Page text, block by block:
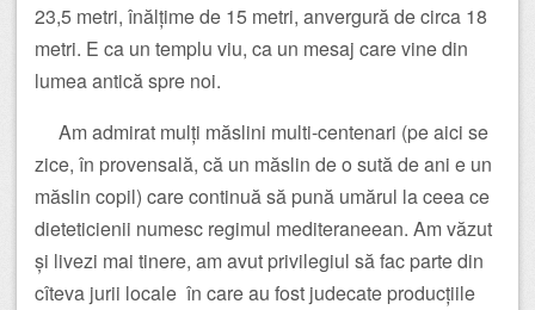
23,5 metri, înălțime de 15 metri, anvergură de circa 18
metri. E ca un templu viu, ca un mesaj care vine din
lumea antică spre noi.
Am admirat mulți măslini multi-centenari (pe aici se
zice, în provensală, că un măslin de o sută de ani e un
măslin copil) care continuă să pună umărul la ceea ce
dieteticienii numesc regimul mediteraneean. Am văzut
și livezi mai tinere, am avut privilegiul să fac parte din
cîteva jurii locale în care au fost judecate producțiile